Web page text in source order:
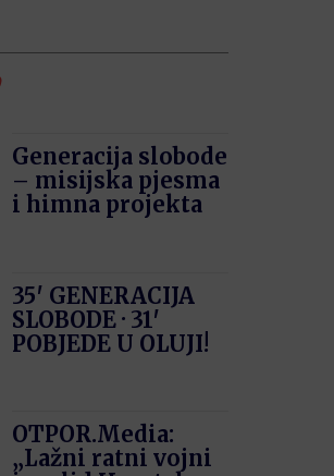
Generacija slobode
– misijska pjesma
i himna projekta
35′ GENERACIJA
SLOBODE · 31′
POBJEDE U OLUJI!
OTPOR.Media:
„Lažni ratni vojni